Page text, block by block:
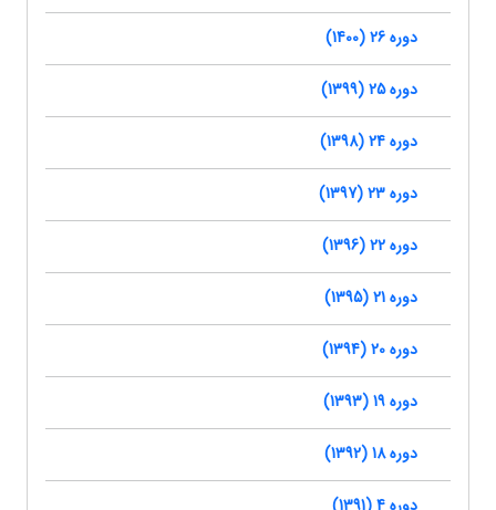
دوره 26 (1400)
دوره 25 (1399)
دوره 24 (1398)
دوره 23 (1397)
دوره 22 (1396)
دوره 21 (1395)
دوره 20 (1394)
دوره 19 (1393)
دوره 18 (1392)